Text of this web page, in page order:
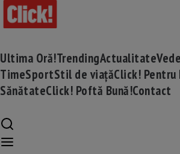
Ultima Oră!TrendingActualitate
TimeSportStil de viațăClick! Pentru
SănătateClick! Poftă Bună!Contact